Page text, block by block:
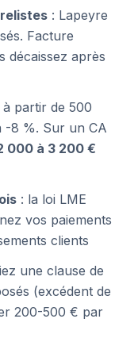
: Lapeyre
Facture
décaissez après
à partir de 500
-8 %. Sur un CA
000 à 3 200 €
: la loi LME
vos paiements
clients
une clause de
(excédent de
200-500 € par